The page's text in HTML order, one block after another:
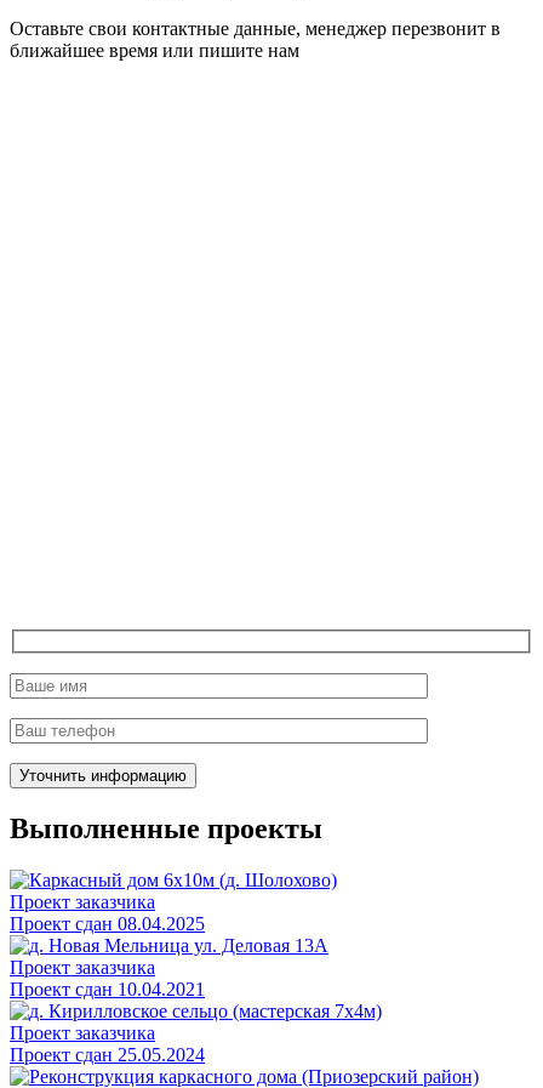
Оставьте свои контактные данные, менеджер перезвонит в
ближайшее время или пишите нам
Выполненные проекты
Проект заказчика
Проект сдан 08.04.2025
Проект заказчика
Проект сдан 10.04.2021
Проект заказчика
Проект сдан 25.05.2024